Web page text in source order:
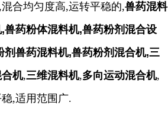
合均匀度高,运转平稳的,兽药混料
兽药粉体混料机,兽药粉剂混合设
剂兽药混料机,兽药粉剂混合机,三
机,三维混料机,多向运动混合机,
,适用范围广.